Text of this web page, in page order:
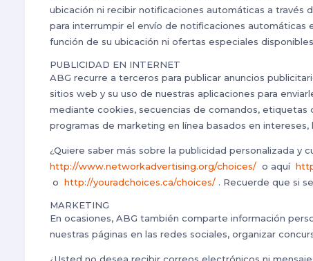
ubicación ni recibir notificaciones automáticas a través
para interrumpir el envío de notificaciones automáticas
función de su ubicación ni ofertas especiales
PUBLICIDAD EN INTERNET
ABG recurre a terceros para publicar anuncios
sitios web y su uso de nuestras aplicaciones para
mediante cookies, secuencias de comandos,
programas de marketing en línea basados en
¿Quiere saber más sobre la publicidad personalizada y
http://www.networkadvertising.org/choices/ o aquí
o http://youradchoices.ca/choices/ . Recuerde que si
MARKETING
En ocasiones, ABG también comparte información
nuestras páginas en las redes sociales, organizar